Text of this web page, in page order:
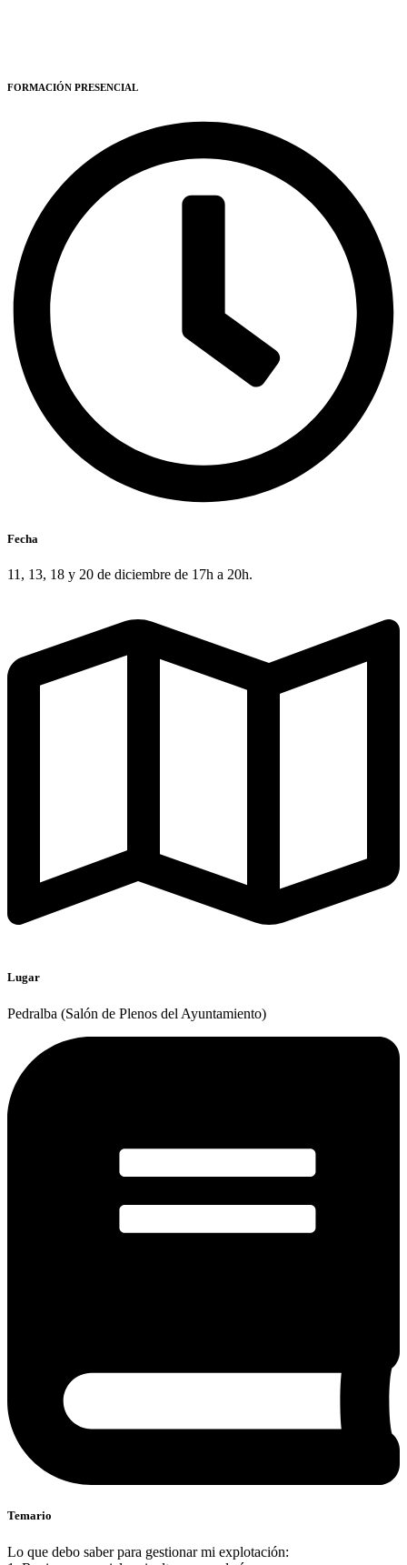
FORMACIÓN PRESENCIAL
Fecha
11, 13, 18 y 20 de diciembre de 17h a 20h.
Lugar
Pedralba (Salón de Plenos del Ayuntamiento)
Temario
Lo que debo saber para gestionar mi explotación: